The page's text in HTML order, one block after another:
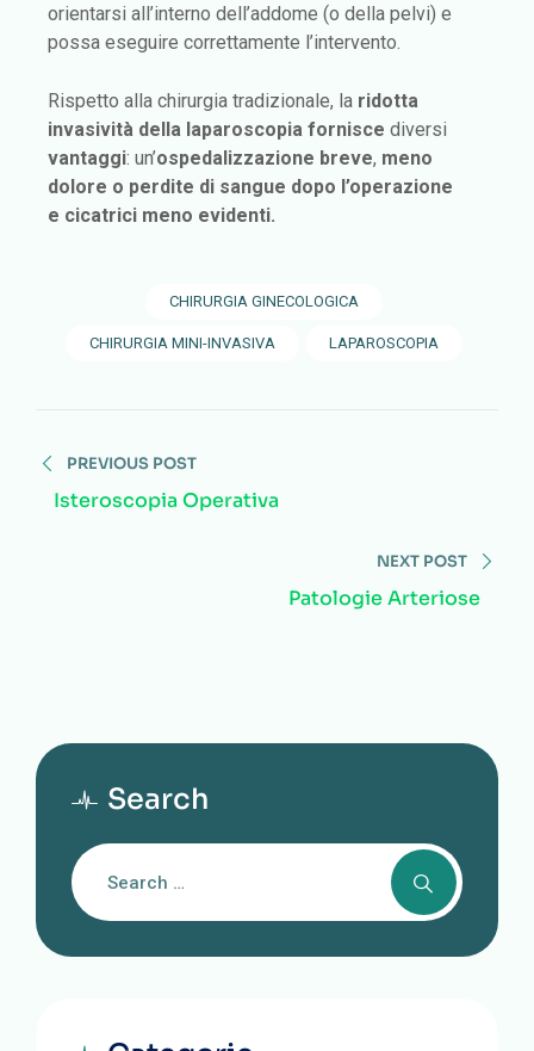
orientarsi all’interno dell’addome (o della pelvi) e
possa eseguire correttamente l’intervento.
Rispetto alla chirurgia tradizionale, la ridotta
invasività della laparoscopia fornisce diversi
vantaggi: un’ospedalizzazione breve, meno
dolore o perdite di sangue dopo l’operazione
e cicatrici meno evidenti.
CHIRURGIA GINECOLOGICA
CHIRURGIA MINI-INVASIVA LAPAROSCOPIA
PREVIOUS POST
Isteroscopia Operativa
NEXT POST
Patologie Arteriose
Search